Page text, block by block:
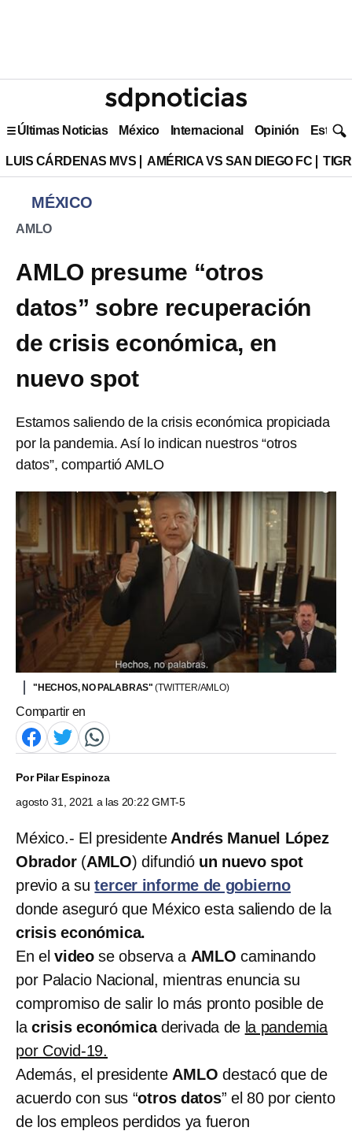
Últimas Noticias México Internacional Opinión Estilo
LUIS CÁRDENAS MVS AMÉRICA VS SAN DIEGO FC
MÉXICO
AMLO
AMLO presume “otros
datos” sobre recuperación
de crisis económica, en
nuevo spot
Estamos saliendo de la crisis económica propiciada
por la pandemia. Así lo indican nuestros “otros
datos”, compartió AMLO
"HECHOS, NO PALABRAS"(TWITTER/AMLO)
Compartir en
PorPilar Espinoza
agosto 31, 2021 a las 20:22 GMT-5
México.- El presidenteAndrés Manuel López
Obrador(AMLO) difundió un nuevo spot
previo a sutercer informe de gobierno
donde aseguró que México esta saliendo de la
crisis económica.
En el video se observa a AMLOcaminando
por Palacio Nacional, mientras enuncia su
compromiso de salir lo más pronto posible de
lacrisis económicaderivada de la pandemia
por Covid-19.
Además, el presidente AMLOdestacó que de
acuerdo con sus “otros datos” el 80 por ciento
de los empleos perdidos ya fueron